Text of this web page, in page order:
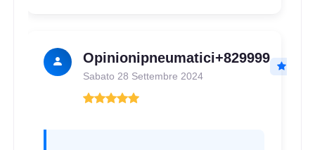
Opinionipneumatici+829999
Sabato 28 Settembre 2024